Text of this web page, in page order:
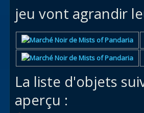
jeu vont agrandir
La liste d'objets
aperçu :